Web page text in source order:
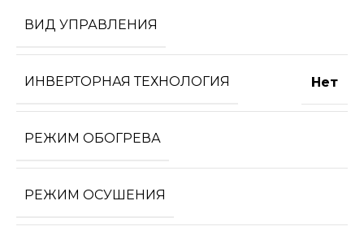
ВИД УПРАВЛЕНИЯ
ИНВЕРТОРНАЯ ТЕХНОЛОГИЯ Нет
РЕЖИМ ОБОГРЕВА
РЕЖИМ ОСУШЕНИЯ